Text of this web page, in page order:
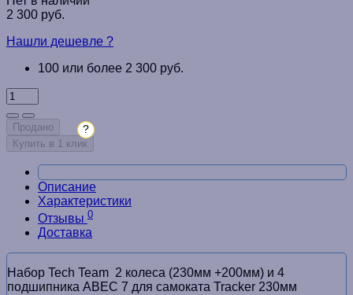
2 300 руб.
Нашли дешевле ?
100 или более 2 300 руб.
Продано
Купить в 1 клик
?
Описание
Характеристики
Отзывы 0
Доставка
Набор Tech Team 2 колеса (230мм +200мм) и 4
подшипника ABEC 7 для самоката Tracker 230мм